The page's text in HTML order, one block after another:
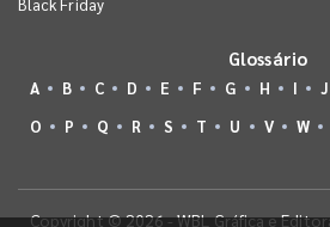
Black Friday
Glossário
A B C D E F G H I J
O
P Q R S T U V W
Copyright © 2026 - WBL Gráfica e